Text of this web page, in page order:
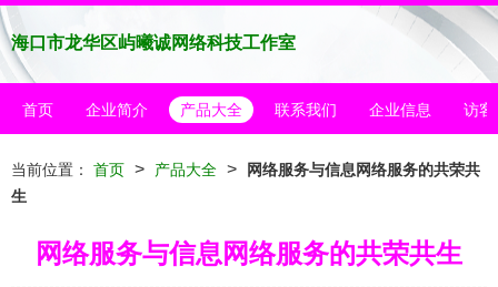
海口市龙华区屿曦诚网络科技工作室
首页 企业简介 产品大全 联系我们 企业信息 访客
当前位置： 首页 > 产品大全 >
网络服务与信息网络服务的共荣共
生
网络服务与信息网络服务的共荣共生